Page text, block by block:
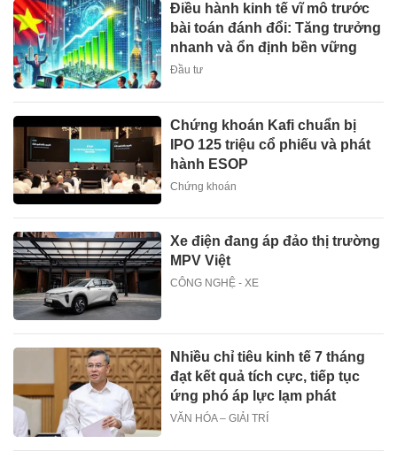
Điều hành kinh tế vĩ mô trước
bài toán đánh đổi: Tăng trưởng
nhanh và ổn định bền vững
Đầu tư
Chứng khoán Kafi chuẩn bị
IPO 125 triệu cổ phiếu và phát
hành ESOP
Chứng khoán
Xe điện đang áp đảo thị trường
MPV Việt
CÔNG NGHỆ - XE
Nhiều chỉ tiêu kinh tế 7 tháng
đạt kết quả tích cực, tiếp tục
ứng phó áp lực lạm phát
VĂN HÓA – GIẢI TRÍ